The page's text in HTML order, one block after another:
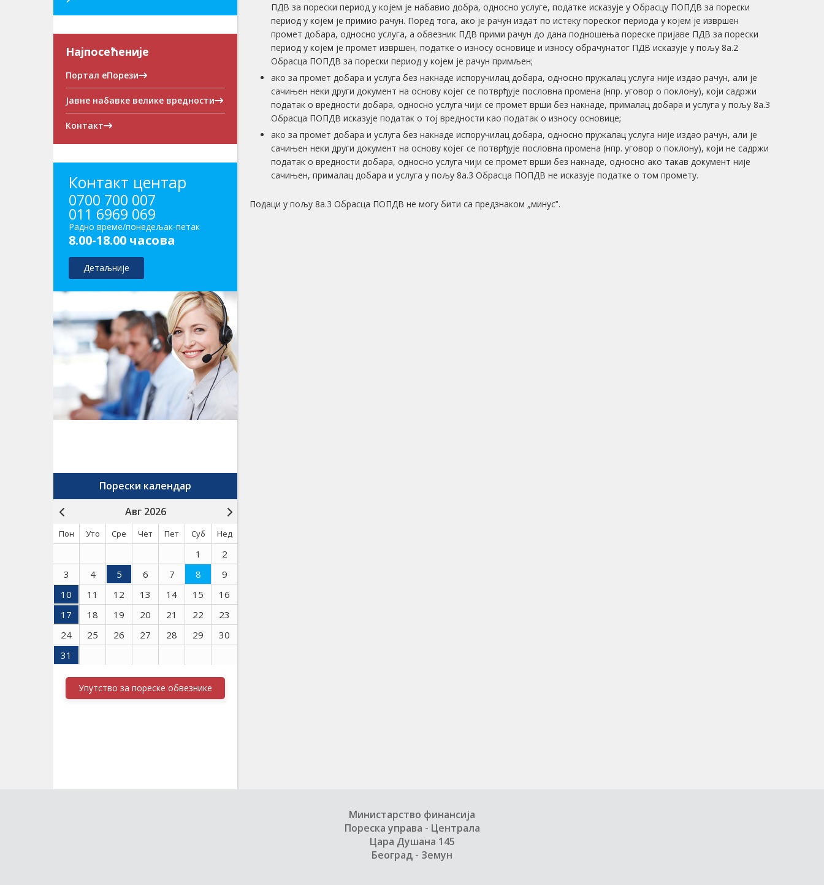
Најпосећеније
Портал еПорези
Јавне набавке велике вредности
Контакт
Контакт центар
0700 700 007
011 6969 069
Радно време/понедељак-петак
8.00-18.00 часова
Детаљније
Порески календар
Авг 2026
Пон Уто Сре Чет Пет Суб Нед
1
2
3
4 5 6 7 8
9
10
11 12 13 14 15
16
17
18 19 20 21 22
23
24
25 26 27 28 29
30
31
Упутство за пореске обвезнике
ПДВ за порески период у којем је набавио добра, односно услуге, податке исказује у Обрасцу ПОПДВ за порески
период у којем је примио рачун. Поред тога, ако је рачун издат по истеку пореског периода у којем је извршен
промет добара, односно услуга, а обвезник ПДВ прими рачун до дана подношења пореске пријаве ПДВ за порески
период у којем је промет извршен, податке о износу основице и износу обрачунатог ПДВ исказује у пољу 8а.2
Обрасца ПОПДВ за порески период у којем је рачун примљен;
ако за промет добара и услуга без накнаде испоручилац добара, односно пружалац услуга није издао рачун, али је
сачињен неки други документ на основу којег се потврђује пословна промена (нпр. уговор о поклону), који садржи
податак о вредности добара, односно услуга чији се промет врши без накнаде, прималац добара и услуга у пољу 8а.3
Обрасца ПОПДВ исказује податак о тој вредности као податак о износу основице;
ако за промет добара и услуга без накнаде испоручилац добара, односно пружалац услуга није издао рачун, али је
сачињен неки други документ на основу којег се потврђује пословна промена (нпр. уговор о поклону), који не садржи
податак о вредности добара, односно услуга чији се промет врши без накнаде, односно ако такав документ није
сачињен, прималац добара и услуга у пољу 8а.3 Обрасца ПОПДВ не исказује податке о том промету.
Подаци у пољу 8а.3 Обрасца ПОПДВ не могу бити са предзнаком „минусˮ.
Министарство финансија
Пореска управа - Централа
Цара Душана 145
Београд - Земун